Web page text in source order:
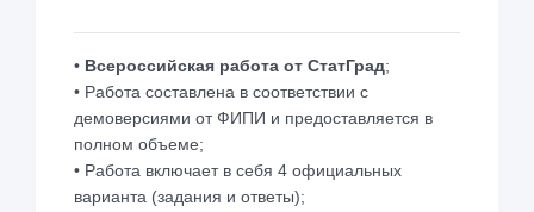
• Всероссийская работа от СтатГрад;
• Работа составлена в соответствии с
демоверсиями от ФИПИ и предоставляется в
полном объеме;
• Работа включает в себя 4 официальных
варианта (задания и ответы);